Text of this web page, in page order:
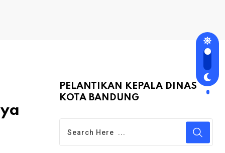
PELANTIKAN KEPALA DINAS
KOTA BANDUNG